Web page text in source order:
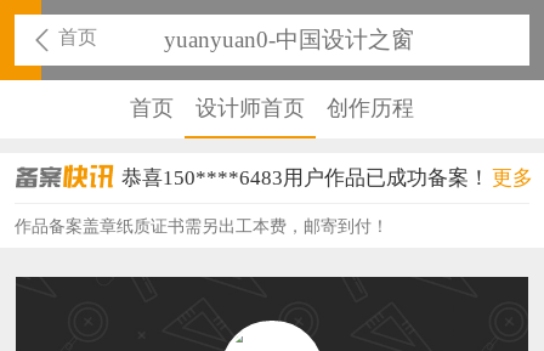
首页 yuanyuan0-中国设计之窗
首页 设计师首页 创作历程
恭喜150****6483用户作品已成功备案！
恭喜131****2473用户作品已成功备案！
恭喜159****4201用户作品已成功备案！
恭喜133****6466用户作品已成功备案！
更多
作品备案盖章纸质证书需另出工本费，邮寄到付！